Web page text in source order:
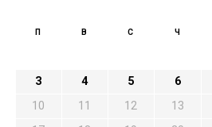
П В С Ч
3
4 5 6
10
11 12 13